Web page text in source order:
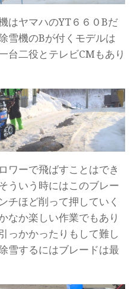
はヤマハのYT６６０Bだ
雪機のBが付くモデルは
台二役とテレビCMもあり
ワーで飛ばすことはでき
ういう時にはこのブレー
チほど削って押していく
なか楽しい作業でもあり
っかかったりもして難し
雪するにはブレードは最